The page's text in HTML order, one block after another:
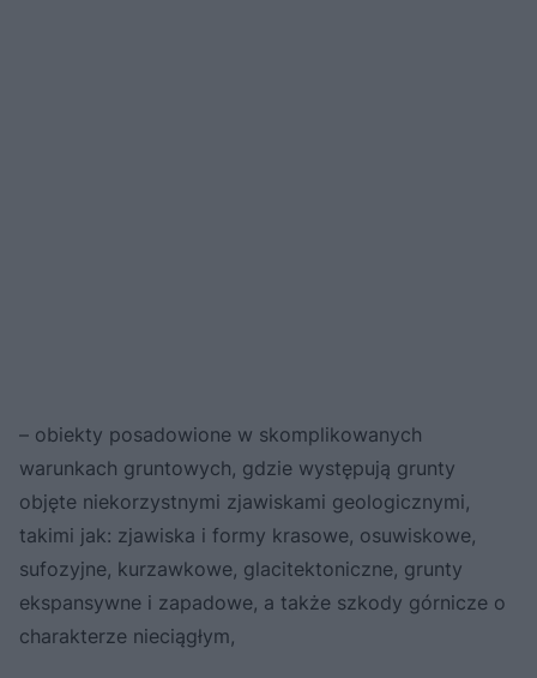
– obiekty posadowione w skomplikowanych
warunkach gruntowych, gdzie występują grunty
objęte niekorzystnymi zjawiskami geologicznymi,
takimi jak: zjawiska i formy krasowe, osuwiskowe,
sufozyjne, kurzawkowe, glacitektoniczne, grunty
ekspansywne i zapadowe, a także szkody górnicze o
charakterze nieciągłym,